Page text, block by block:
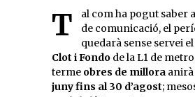
Tal com ha pogut saber aquest mitjà
de comunicació, el
quedarà sense servei
Clot i Fondo de la L1 de
terme obres de millora anirà
juny fins al 30 d’agost;